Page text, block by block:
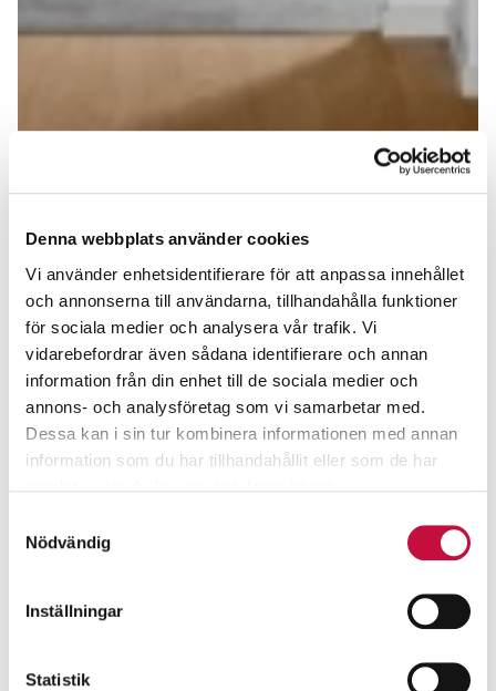
Denna webbplats använder cookies
Vi använder enhetsidentifierare för att anpassa innehållet
och annonserna till användarna, tillhandahålla funktioner
för sociala medier och analysera vår trafik. Vi
vidarebefordrar även sådana identifierare och annan
information från din enhet till de sociala medier och
annons- och analysföretag som vi samarbetar med.
Dessa kan i sin tur kombinera informationen med annan
information som du har tillhandahållit eller som de har
Nödvändig
Inställningar
Statistik